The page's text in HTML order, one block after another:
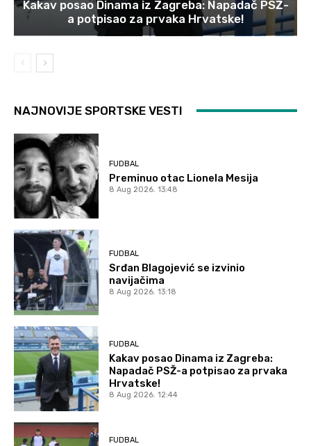
Kakav posao Dinama iz Zagreba: Napadač PSŽ-
a potpisao za prvaka Hrvatske!
NAJNOVIJE SPORTSKE VESTI
FUDBAL
Preminuo otac Lionela Mesija
8 Aug 2026. 13:48
FUDBAL
Srđan Blagojević se izvinio
navijačima
8 Aug 2026. 13:18
FUDBAL
Kakav posao Dinama iz Zagreba:
Napadač PSŽ-a potpisao za prvaka
Hrvatske!
8 Aug 2026. 12:44
FUDBAL